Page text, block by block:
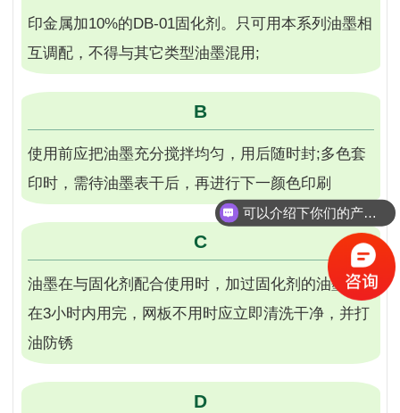
印金属加10%的DB-01固化剂。只可用本系列油墨相
互调配，不得与其它类型油墨混用;
B
使用前应把油墨充分搅拌均匀，用后随时封;多色套
印时，需待油墨表干后，再进行下一颜色印刷
C
油墨在与固化剂配合使用时，加过固化剂的油墨应
在3小时内用完，网板不用时应立即清洗干净，并打
油防锈
D
可以介绍下你们的产品么？